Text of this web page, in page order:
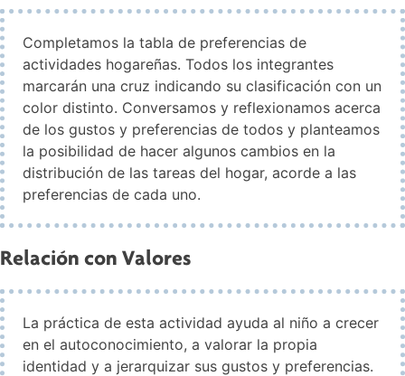
Completamos la tabla de preferencias de
actividades hogareñas. Todos los integrantes
marcarán una cruz indicando su clasificación con un
color distinto. Conversamos y reflexionamos acerca
de los gustos y preferencias de todos y planteamos
la posibilidad de hacer algunos cambios en la
distribución de las tareas del hogar, acorde a las
preferencias de cada uno.
Relación con Valores
La práctica de esta actividad ayuda al niño a crecer
en el autoconocimiento, a valorar la propia
identidad y a jerarquizar sus gustos y preferencias.